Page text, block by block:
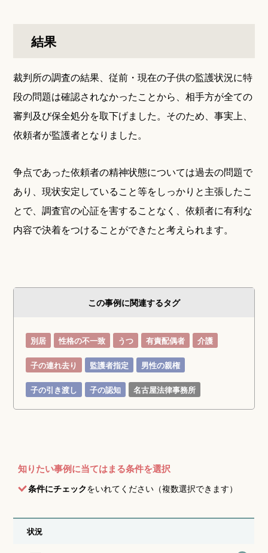
結果
裁判所の調査の結果、従前・現在の子供の監護状況に特
段の問題は確認されなかったことから、相手方が全ての
審判及び保全処分を取下げました。そのため、事実上、
依頼者が監護者となりました。
争点であった依頼者の精神状態については過去の問題で
あり、現状安定していること等をしっかりと主張したこ
とで、調査官の心証を害することなく、依頼者に有利な
内容で決着をつけることができたと考えられます。
この事例に関連するタグ
別居 性格の不一致 うつ 有責配偶者 介護
子の連れ去り 監護者指定 男性の親権
子の引き渡し 子の認知 名古屋法律事務所
知りたい事例に当てはまる条件を選択
条件にチェックをいれてください（複数選択できます）
状況